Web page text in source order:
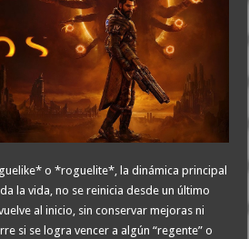
o *roguelite*, la dinámica principal
la vida, no se reinicia desde un último
al inicio, sin conservar mejoras ni
si se logra vencer a algún “regente” o